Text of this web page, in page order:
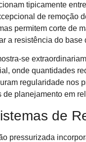
tipicamente
de remoção
permitem corte de
a resistência do base
se
onde quantidades
regularidade nos
planejamento em
de
pressurizada